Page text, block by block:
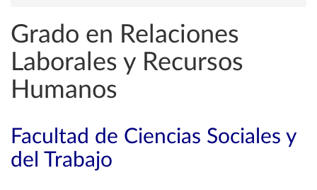
Grado en Relaciones
Laborales y Recursos
Humanos
Facultad de Ciencias Sociales y
del Trabajo